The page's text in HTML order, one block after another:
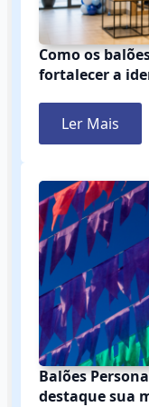
Como os
fortalecer a
Ler Mais
Balões
destaque sua